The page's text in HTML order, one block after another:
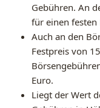
Gebühren. An
für einen festen
Auch an den
Festpreis von
Euro.
Liegt der Wert